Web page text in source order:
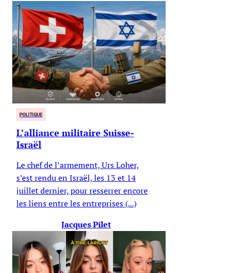
POLITIQUE
L’alliance militaire Suisse-
Israël
Le chef de l’armement, Urs Loher,
s’est rendu en Israël, les 13 et 14
juillet dernier, pour resserrer encore
les liens entre les entreprises (...)
Jacques Pilet